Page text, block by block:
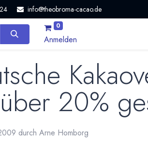
info@theobroma-cacao.de
0
Anmelden
20%
durch Arne Homborg